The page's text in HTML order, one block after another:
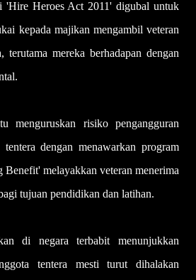
'Hire Heroes Act 2011' digubal untuk
kepada majikan mengambil veteran
terutama mereka berhadapan dengan
menguruskan risiko pengangguran
dengan menawarkan program
melayakkan veteran menerima
tujuan pendidikan dan latihan.
di negara terbabit menunjukkan
tentera mesti turut dihalakan